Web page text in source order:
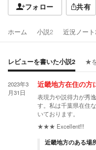
フォロー 共有
ホーム 小説2 近況ノート
レビューを書いた小説2 ★
2023年3
月31日
近畿地方在住の方
表現力や説得力が秀
す。私は千葉県在住
いております。
★★★ Excellent!!!
近畿地方のある場